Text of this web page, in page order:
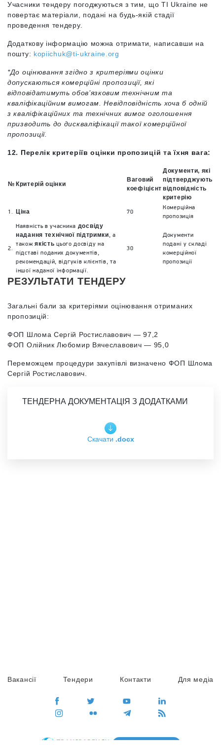
Учасники тендеру погоджуються з тим, що TI Ukraine не
повертає матеріали, подані на будь-якій стадії
проведення тендеру.
Додаткову інформацію можна отримати, написавши на
пошту: kopiichuk@ti-ukraine.org
*До оцінювання згідно з критеріями оцінки
допускаються комерційні пропозиції, які
відповідатимуть обов’язковим технічним та
кваліфікаційним вимогам. Невідповідність хоча б одній
з кваліфікаційних та технічних вимог оголошення
призводить до дискваліфікації такої комерційної
пропозиції.
12. Перелік критеріїв оцінки пропозицій та їхня вага:
№ Критерій оцінки
Ваговий
коефіцієнт
Документи, які
підтверджують
відповідність
критерію
1. Ціна 70
Комерційна
пропозиція
2.
Наявність в учасника досвіду
надання технічної підтримки, а
також якість цього досвіду на
підставі поданих документів,
рекомендацій, відгуків клієнтів, та
іншої наданої інформації.
30
Документи
подані у складі
комерційної
пропозиції
РЕЗУЛЬТАТИ ТЕНДЕРУ
Загальні бали за критеріями оцінювання отриманих
пропозицій:
ФОП Шлома Сергій Ростиславович —97,2
ФОП Олійник Любомир Вячеславович — 95,0
Переможцем процедури закупівлі визначено ФОП Шлома
Сергій Ростиславович.
ТЕНДЕРНА ДОКУМЕНТАЦІЯ З ДОДАТКАМИ
Скачати .docx
Вакансії Тендери Контакти Для медіа